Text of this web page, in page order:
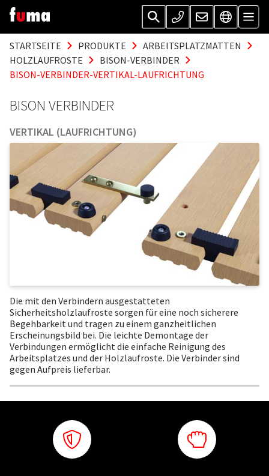
STARTSEITE PRODUKTE
ARBEITSPLATZMATTEN
HOLZLAUFROSTE
BISON-VERBINDER
BISON-VERBINDER-VERTIKAL-LAUFRICHTUNG
BISON VERBINDER
VERTIKAL (LAUFRICHTUNG)
Die mit den Verbindern ausgestatteten
Sicherheitsholzlaufroste sorgen für eine noch sicherere
Begehbarkeit und tragen zu einem ganzheitlichen
Erscheinungsbild bei. Die leichte Demontage der
Verbindungen ermöglicht die einfache Reinigung des
Arbeitsplatzes und der Holzlaufroste. Die Verbinder sind
gegen Aufpreis lieferbar.